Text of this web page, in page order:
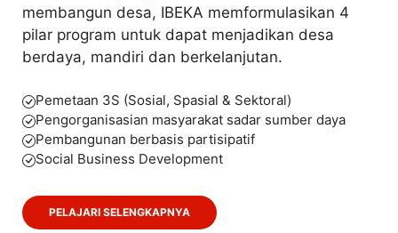
membangun desa, IBEKA memformulasikan 4
pilar program untuk dapat menjadikan desa
berdaya, mandiri dan berkelanjutan.
Pemetaan 3S (Sosial, Spasial & Sektoral)
Pengorganisasian masyarakat sadar sumber daya
Pembangunan berbasis partisipatif
Social Business Development
PELAJARI SELENGKAPNYA